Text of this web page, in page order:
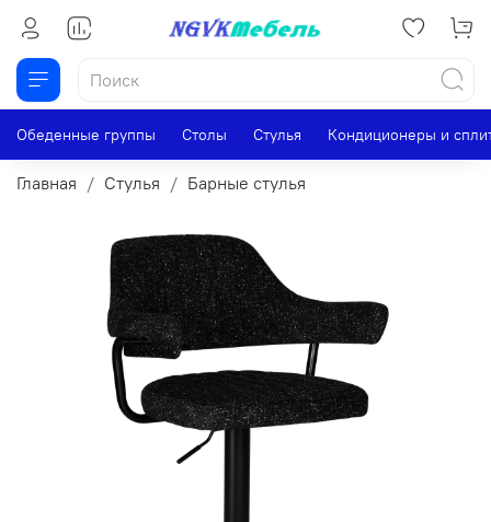
Обеденные группы Столы Стулья Кондиционеры и
Главная Стулья Барные стулья